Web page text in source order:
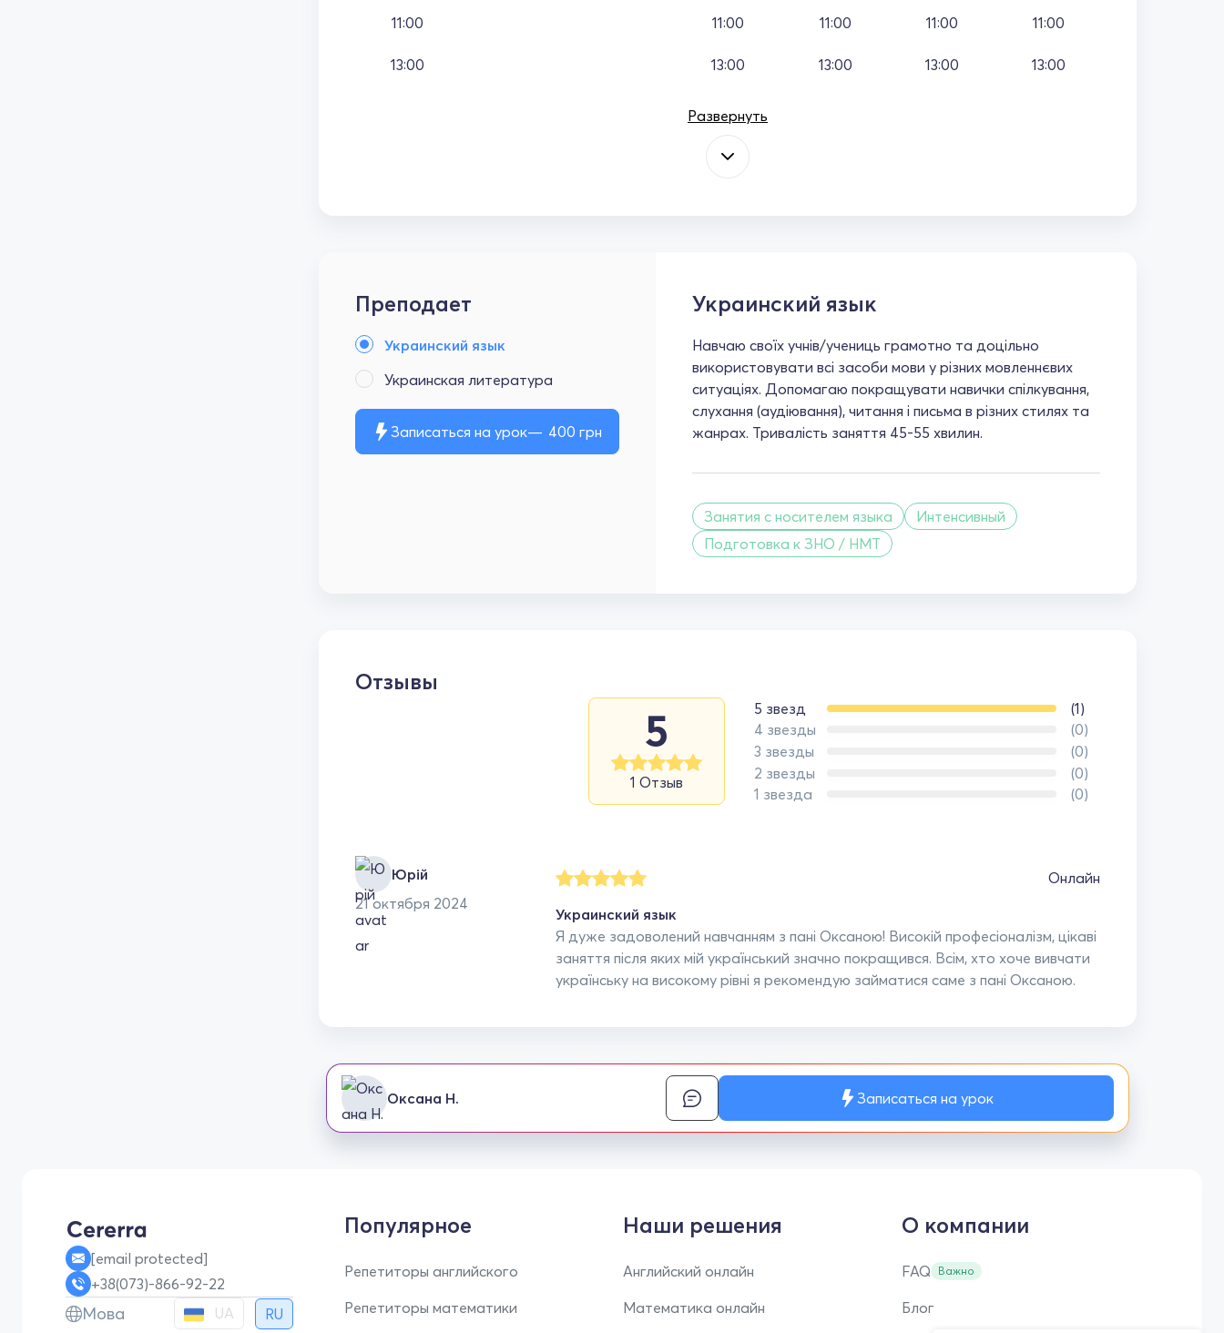
11:00
13:00
11:00
13:00
11:00
13:00
11:00
13:00
11:00
13:00
Развернуть
Преподает
Украинский язык
Украинская литература
Записаться на урок 400 грн
Украинский язык
Навчаю своїх учнів/учениць грамотно та доцільно
використовувати всі засоби мови у різних мовленнєвих
ситуаціях. Допомагаю покращувати навички спілкування,
слухання (аудіювання), читання і письма в різних стилях та
жанрах. Тривалість заняття 45-55 хвилин.
Занятия с носителем языка
Интенсивный
Подготовка к ЗНО / НМТ
Отзывы
5
1 Отзыв
5 звезд
(1)
4 звезды
(0)
3 звезды
(0)
2 звезды
(0)
1 звезда
(0)
Юрій
21 октября 2024
Онлайн
Украинский язык
Я дуже задоволений навчанням з пані Оксаною! Високій професіоналізм, цікаві
заняття після яких мій український значно покращився. Всім, хто хоче вивчати
українську на високому рівні я рекомендую займатися саме з пані Оксаною.
Оксана Н. Записаться на урок
[email protected]
+38(073)-866-92-22
Мова UA RU
Популярное
Репетиторы английского
Репетиторы математики
Наши решения
Английский онлайн
Математика онлайн
О компании
FAQ Важно
Блог